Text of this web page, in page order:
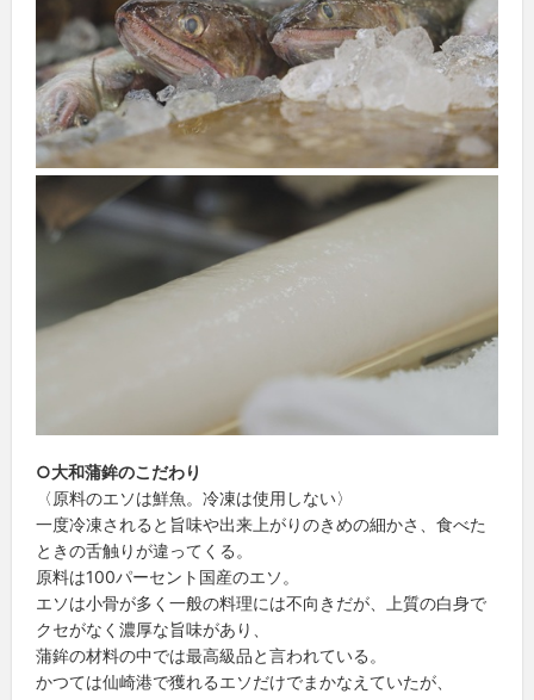
○大和蒲鉾のこだわり
〈原料のエソは鮮魚。冷凍は使用しない〉
一度冷凍されると旨味や出来上がりのきめの細かさ、食べた
ときの舌触りが違ってくる。
原料は100パーセント国産のエソ。
エソは小骨が多く一般の料理には不向きだが、上質の白身で
クセがなく濃厚な旨味があり、
蒲鉾の材料の中では最高級品と言われている。
かつては仙崎港で獲れるエソだけでまかなえていたが、